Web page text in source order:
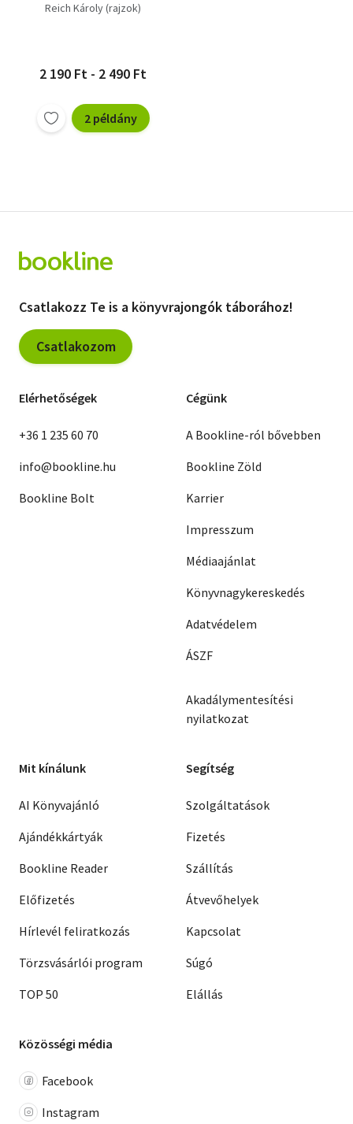
Reich Károly (rajzok)
2 190 Ft - 2 490 Ft
2 példány
Csatlakozz Te is a könyvrajongók táborához!
Csatlakozom
Elérhetőségek
+36 1 235 60 70
info@bookline.hu
Bookline Bolt
Cégünk
A Bookline-ról bővebben
Bookline Zöld
Karrier
Impresszum
Médiaajánlat
Könyvnagykereskedés
Adatvédelem
ÁSZF
Akadálymentesítési
nyilatkozat
Mit kínálunk
AI Könyvajánló
Ajándékkártyák
Bookline Reader
Előfizetés
Hírlevél feliratkozás
Törzsvásárlói program
TOP 50
Segítség
Szolgáltatások
Fizetés
Szállítás
Átvevőhelyek
Kapcsolat
Súgó
Elállás
Közösségi média
Facebook
Instagram